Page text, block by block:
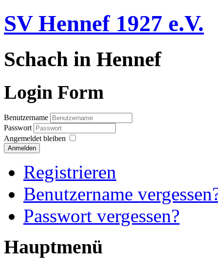
SV Hennef 1927 e.V.
Schach in Hennef
Login Form
Benutzername
Passwort
Angemeldet bleiben
Anmelden
Registrieren
Benutzername
Passwort vergessen?
Hauptmenü